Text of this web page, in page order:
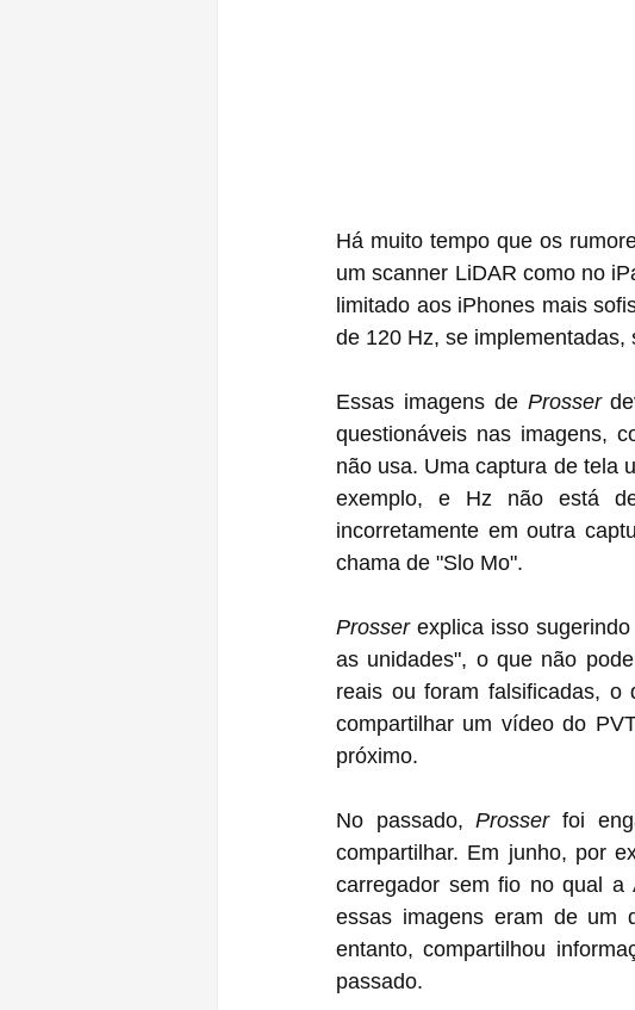
Há muito tempo que os rumores
um scanner LiDAR como no
limitado aos iPhones mais
de 120 Hz, se
Essas imagens de Prosser
questionáveis ​​nas imagens,
não usa. Uma captura de tela
exemplo, e Hz não está
incorretamente em outra
chama de "Slo Mo".
Prosser explica isso
as unidades", o que não
reais ou foram falsificadas,
compartilhar um vídeo do PVT do ‌iPhone 12‌ Pro com essas configurações
próximo.
No passado, Prosser foi
compartilhar. Em junho, por
carregador sem fio no qual a
essas imagens eram de um
entanto, compartilhou
passado.